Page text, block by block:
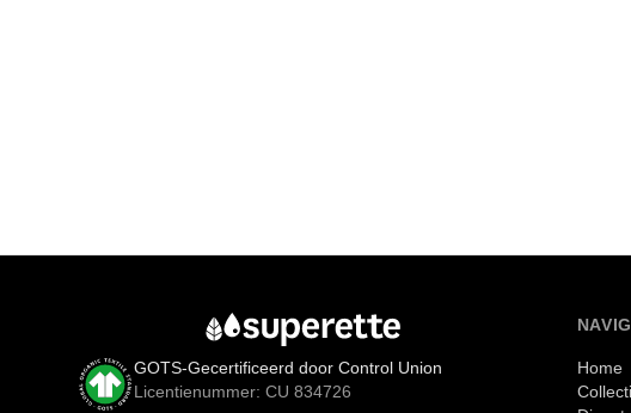
GOTS-Gecertificeerd door Control Union
Licentienummer: CU 834726
Home